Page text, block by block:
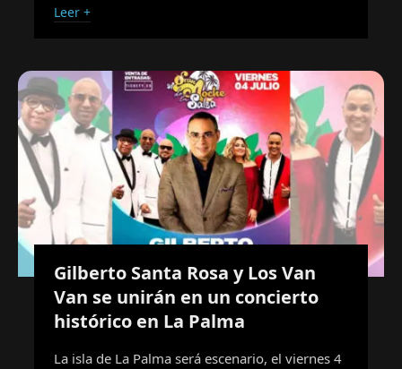
Leer +
Gilberto Santa Rosa y Los Van
Van se unirán en un concierto
histórico en La Palma
La isla de La Palma será escenario, el viernes 4